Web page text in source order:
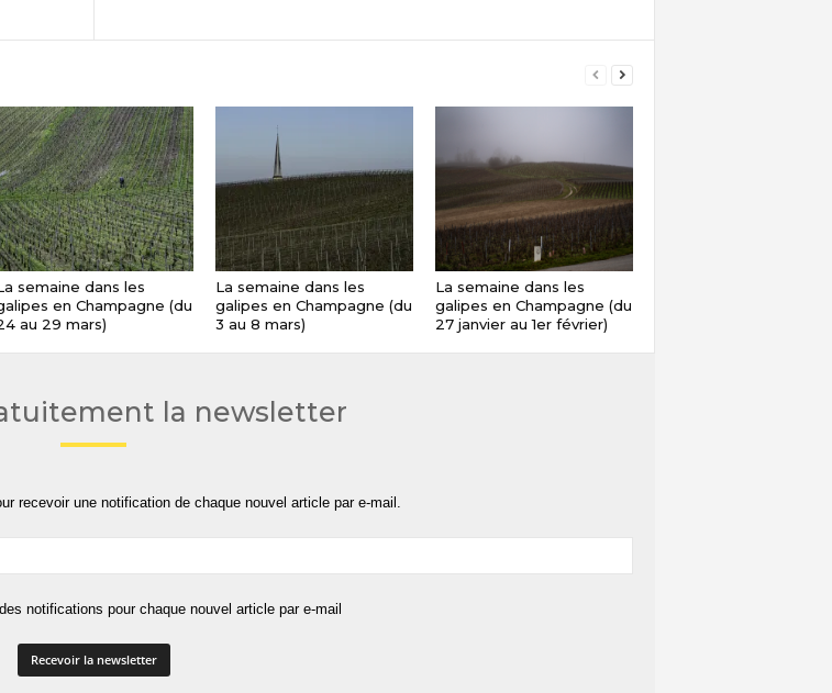
semaine dans les
en Champagne (du
au 29 mars)
La semaine dans les
galipes en Champagne (du
3 au 8 mars)
La semaine dans les
galipes en Champagne (du
27 janvier au 1er février)
la newsletter
recevoir une notification de chaque nouvel article par e-mail.
notifications pour chaque nouvel article par e-mail